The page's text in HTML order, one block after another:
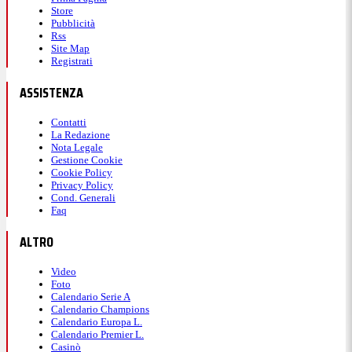
Store
Pubblicità
Rss
Site Map
Registrati
ASSISTENZA
Contatti
La Redazione
Nota Legale
Gestione Cookie
Cookie Policy
Privacy Policy
Cond. Generali
Faq
ALTRO
Video
Foto
Calendario Serie A
Calendario Champions
Calendario Europa L.
Calendario Premier L.
Casinò